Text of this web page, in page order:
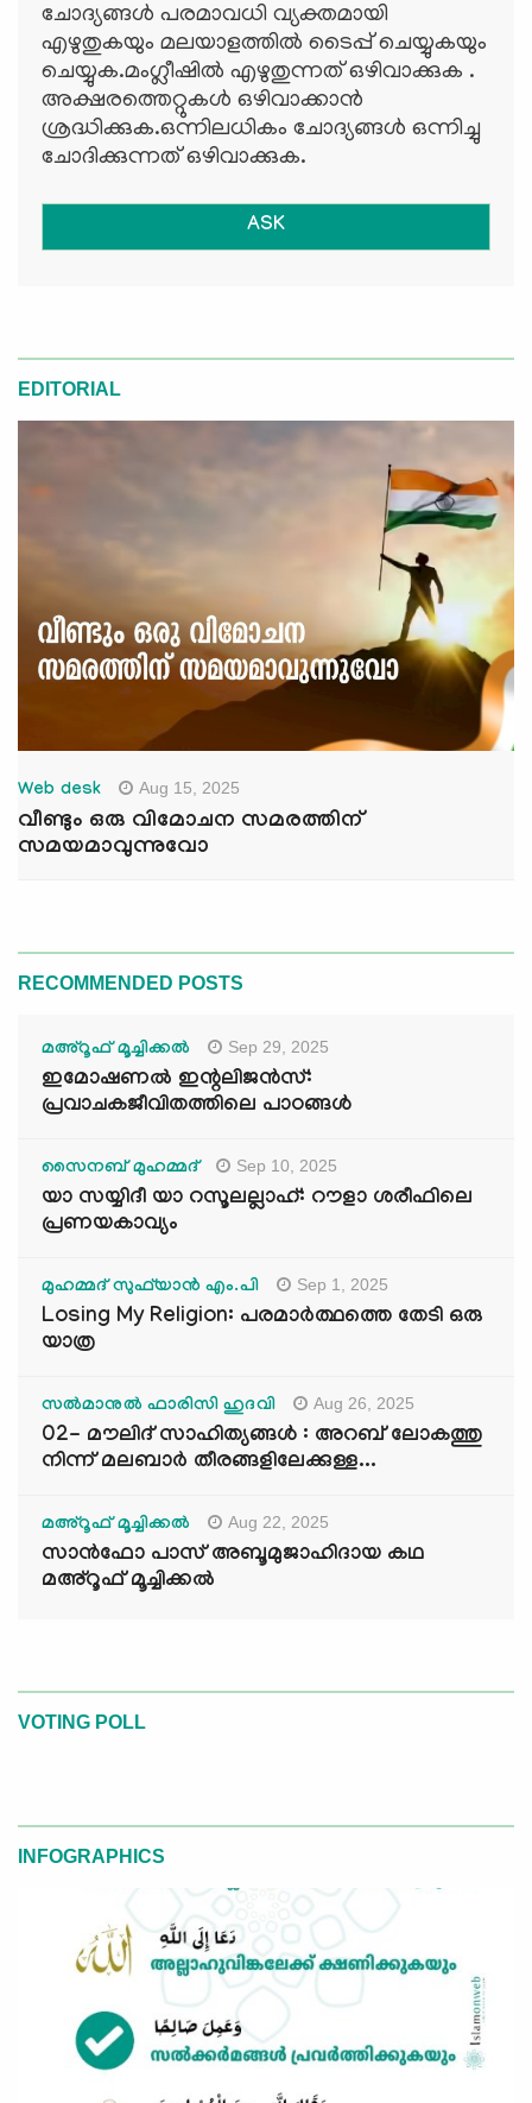
ചോദ്യങ്ങള്‍ പരമാവധി വ്യക്തമായി
എഴുതുകയും മലയാളത്തില്‍ ടൈപ്പ് ചെയ്യുകയും
ചെയ്യുക.മംഗ്ലീഷില്‍ എഴുതുന്നത് ഒഴിവാക്കുക .
അക്ഷരത്തെറ്റുകള്‍ ഒഴിവാക്കാന്‍
ശ്രദ്ധിക്കുക.ഒന്നിലധികം ചോദ്യങ്ങള്‍ ഒന്നിച്ചു
ചോദിക്കുന്നത് ഒഴിവാക്കുക.
ASK
EDITORIAL
Web desk Aug 15, 2025
വീണ്ടും ഒരു വിമോചന സമരത്തിന്
സമയമാവുന്നുവോ
RECOMMENDED POSTS
മഅ്റൂഫ് മൂച്ചിക്കല്‍ Sep 29, 2025
ഇമോഷണൽ ഇന്റലിജൻസ്:
പ്രവാചകജീവിതത്തിലെ പാഠങ്ങൾ
സൈനബ് മുഹമ്മദ് Sep 10, 2025
യാ സയ്യിദീ യാ റസൂലല്ലാഹ്: റൗളാ ശരീഫിലെ
പ്രണയകാവ്യം
മുഹമ്മദ് സുഫ്‌യാൻ എം.പി Sep 1, 2025
Losing My Religion: പരമാർത്ഥത്തെ തേടി ഒരു
യാത്ര
സൽമാനുൽ ഫാരിസി ഹുദവി Aug 26, 2025
02- മൗലിദ് സാഹിത്യങ്ങൾ : അറബ് ലോകത്തു
നിന്ന് മലബാർ തീരങ്ങളിലേക്കുള്ള...
മഅ്റൂഫ് മൂച്ചിക്കല്‍ Aug 22, 2025
സാൻഫോ പാസ് അബൂമുജാഹിദായ കഥ
മഅ്റൂഫ് മൂച്ചിക്കല്‍
VOTING POLL
INFOGRAPHICS